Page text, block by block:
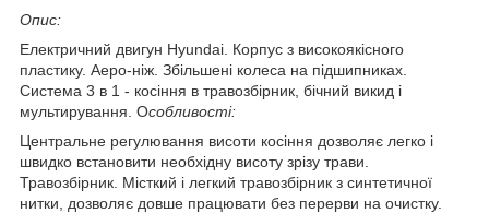
Опис:
Електричний двигун Hyundai. Корпус з високоякісного
пластику. Аеро-ніж. Збільшені колеса на підшипниках.
Система 3 в 1 - косіння в травозбірник, бічний викид і
мультирування. Особливості:
Центральне регулювання висоти косіння дозволяє легко і
швидко встановити необхідну висоту зрізу трави.
Травозбірник. Місткий і легкий травозбірник з синтетичної
нитки, дозволяє довше працювати без перерви на очистку.